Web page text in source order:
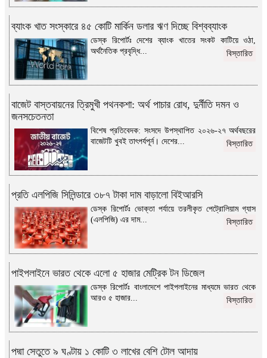
ব্যাংক খাত সংস্কারে ৪৫ কোটি মার্কিন ডলার ঋণ দিচ্ছে বিশ্বব্যাংক
ডেস্ক রিপোর্টঃ দেশের ব্যাংক খাতের সংকট কাটিয়ে ওঠা,
অর্থনৈতিক প্রবৃদ্ধি...
বিস্তারিত
বাজেট বাস্তবায়নের ত্রিমুখী পথনকশা: অর্থ পাচার রোধ, দুর্নীতি দমন ও
জনসচেতনতা
বিশেষ প্রতিবেদক: সংসদে উপস্থাপিত ২০২৬-২৭ অর্থবছরের
বাজেটটি খুবই তাৎপর্যপূর্ন। দেশের...
বিস্তারিত
প্রতি এলপিজি সিলিন্ডারে ৩৮৭ টাকা দাম বাড়ালো বিইআরসি
ডেস্ক রিপোর্টঃ ভোক্তা পর্যায়ে তরলীকৃত পেট্রোলিয়াম গ্যাস
(এলপিজি) এর দাম...
বিস্তারিত
পাইপলাইনে ভারত থেকে এলো ৫ হাজার মেট্রিক টন ডিজেল
ডেস্ক রিপোর্টঃ বাংলাদেশে পাইপলাইনের মাধ্যমে ভারত থেকে
আরও ৫ হাজার...
বিস্তারিত
পদ্মা সেতুতে ৯ ঘণ্টায় ১ কোটি ৩ লাখের বেশি টোল আদায়